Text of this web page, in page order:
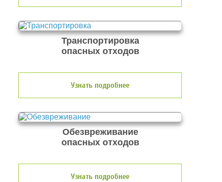
Транспортировка
опасных отходов
Узнать подробнее
Обезвреживание
опасных отходов
Узнать подробнее